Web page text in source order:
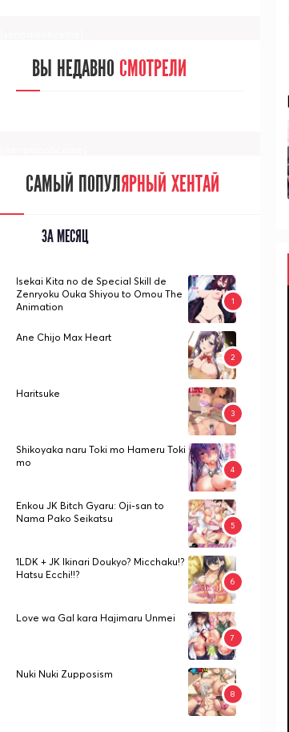
ВЫ НЕДАВНО СМОТРЕЛИ
САМЫЙ ПОПУЛЯРНЫЙ ХЕНТАЙ
ЗА МЕСЯЦ
Isekai Kita no de Special Skill de
Zenryoku Ouka Shiyou to Omou The
Animation
Ane Chijo Max Heart
Haritsuke
Shikoyaka naru Toki mo Hameru Toki
mo
Enkou JK Bitch Gyaru: Oji-san to
Nama Pako Seikatsu
1LDK + JK Ikinari Doukyo? Micchaku!?
Hatsu Ecchi!!?
Love wa Gal kara Hajimaru Unmei
Nuki Nuki Zupposism